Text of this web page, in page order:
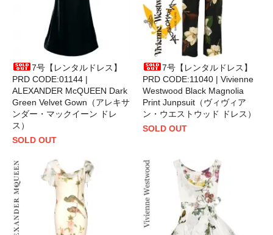
7号【レンタルドレス】
PRD CODE:01144 |
ALEXANDER McQUEEN Dark
Green Velvet Gown（アレキサ
ンダー・マックイーン ドレ
ス）
SOLD OUT
7号【レンタルドレス】
PRD CODE:11040 | Vivienne
Westwood Black Magnolia
Print Junpsuit（ヴィヴィア
ン・ウエストウッド ドレス）
SOLD OUT